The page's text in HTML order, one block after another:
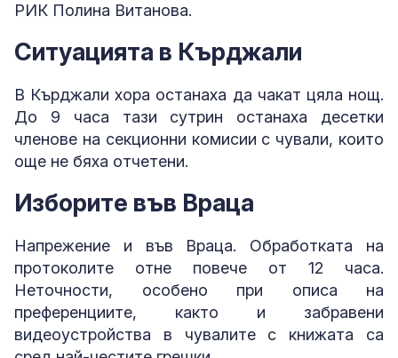
РИК Полина Витанова.
Ситуацията в Кърджали
В Кърджали хора останаха да чакат цяла нощ.
До 9 часа тази сутрин останаха десетки
членове на секционни комисии с чували, които
още не бяха отчетени.
Изборите във Враца
Напрежение и във Враца. Обработката на
протоколите отне повече от 12 часа.
Неточности, особено при описа на
преференциите, както и забравени
видеоустройства в чувалите с книжата са